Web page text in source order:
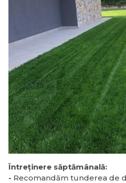
Întreținere săptămânală:
- Recomandăm tunderea de